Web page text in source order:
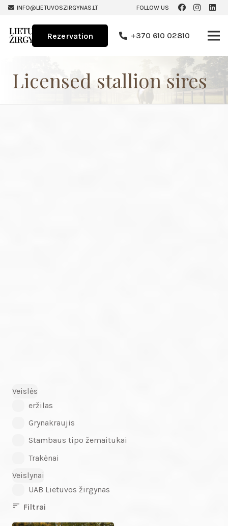
INFO@LIETUVOSZIRGYNAS.LT FOLLOW US
Rezervation +370 610 02810
Licensed stallion sires
Veislės
eržilas
Grynakraujis
Stambaus tipo žemaitukai
Trakėnai
Veislynai
UAB Lietuvos žirgynas
sort Filtrai